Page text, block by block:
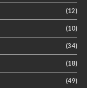
(12)
(10)
(34)
(18)
(49)